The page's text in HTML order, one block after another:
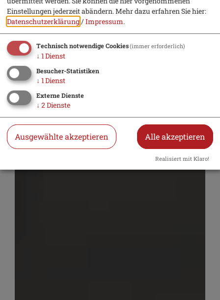
Einstellungen jederzeit abändern.Mehr dazu erfahren Sie hier:
Datenschutzerklärung/Impressum.
Technisch notwendige Cookies(immer erforderlich)
↓ 1Dienst
Besucher-Statistiken
↓ 1Dienst
Externe Dienste
↓ 2 Dienste
Ausgewählte akzeptieren Alle akzeptieren
Realisiert mit Klaro!